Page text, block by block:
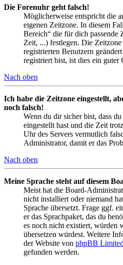
Die Forenuhr geht falsch!
Möglicherweise entspricht die
eigenen Zeitzone. In diesem
Bereich“ die für dich passende
Zeit, ...) festlegen. Die
registrierten Benutzern
registriert bist, ist dies ein guter
Nach oben
Ich habe die Zeitzone eingestellt,
noch falsch!
Wenn du dir sicher bist, dass
eingestellt hast und die Zeit
Uhr des Servers vermutlich
Administrator, damit er das
Nach oben
Meine Sprache steht auf diesem
Meist hat die Board-
nicht installiert oder niemand
Sprache übersetzt. Frage ggf.
er das Sprachpaket, das du
es noch nicht existiert, würden
übersetzen würdest. Weitere
der Website von phpBB Limited
gefunden werden.